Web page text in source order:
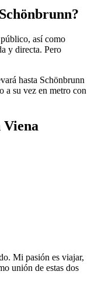
así como
y directa. Pero
hasta Schönbrunn
a su vez en metro con
Viena
Mi pasión es viajar,
unión de estas dos